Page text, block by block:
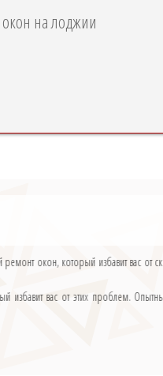
на лоджии
окон, который избавит вас от
вас от этих проблем.